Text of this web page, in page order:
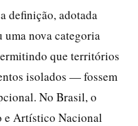
definição, adotada
nova categoria
que territórios
isolados — fossem
No Brasil, o
Artístico Nacional